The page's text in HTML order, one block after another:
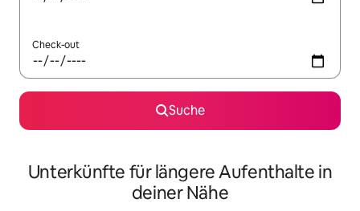
Check-out
Suche
Unterkünfte für längere Aufenthalte in
deiner Nähe